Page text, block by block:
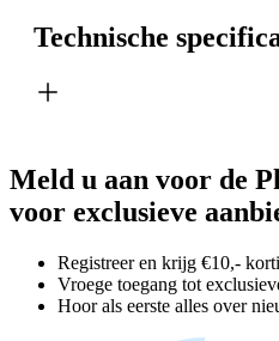
Technische
Meld u aan voor de
voor exclusieve
Registreer en krijg €10,-
Vroege toegang tot
Hoor als eerste alles over